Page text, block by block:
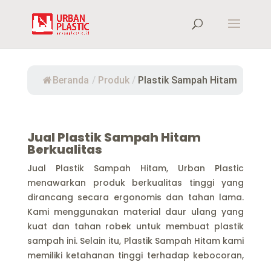
Beranda / Produk / Plastik Sampah Hitam
Jual Plastik Sampah Hitam
Berkualitas
Jual Plastik Sampah Hitam, Urban Plastic
menawarkan produk berkualitas tinggi yang
dirancang secara ergonomis dan tahan lama.
Kami menggunakan material daur ulang yang
kuat dan tahan robek untuk membuat plastik
sampah ini. Selain itu, Plastik Sampah Hitam kami
memiliki ketahanan tinggi terhadap kebocoran,